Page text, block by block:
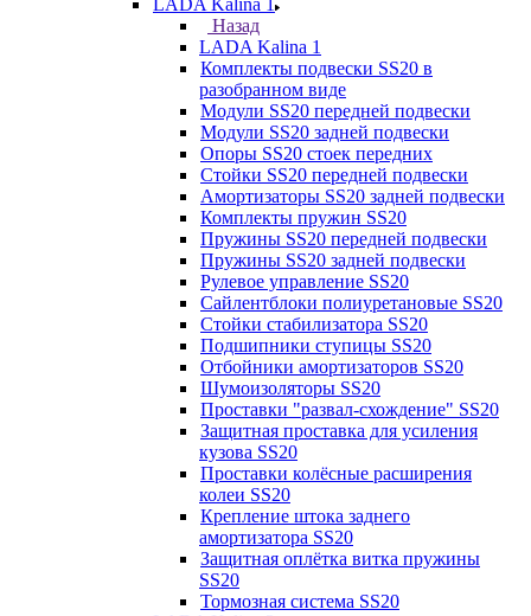
LADA Kalina 1
Назад
LADA Kalina 1
Комплекты подвески SS20 в
разобранном виде
Модули SS20 передней подвески
Модули SS20 задней подвески
Опоры SS20 стоек передних
Стойки SS20 передней подвески
Амортизаторы SS20 задней подвески
Комплекты пружин SS20
Пружины SS20 передней подвески
Пружины SS20 задней подвески
Рулевое управление SS20
Сайлентблоки полиуретановые SS20
Стойки стабилизатора SS20
Подшипники ступицы SS20
Отбойники амортизаторов SS20
Шумоизоляторы SS20
Проставки "развал-схождение" SS20
Защитная проставка для усиления
кузова SS20
Проставки колёсные расширения
колеи SS20
Крепление штока заднего
амортизатора SS20
Защитная оплётка витка пружины
SS20
Тормозная система SS20